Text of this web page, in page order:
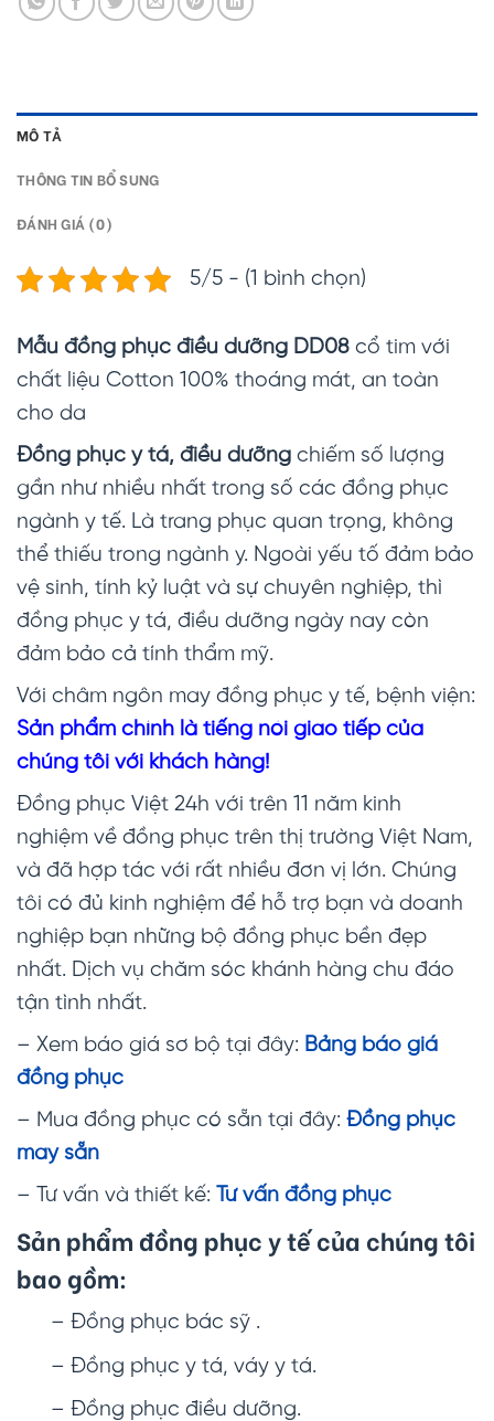
MÔ TẢ
THÔNG TIN BỔ SUNG
ĐÁNH GIÁ (0)
5/5 - (1 bình chọn)
Mẫu đồng phục điều dưỡng DD08 cổ tim với
chất liệu Cotton 100% thoáng mát, an toàn
cho da
Đồng phục y tá, điều dưỡng chiếm số lượng
gần như nhiều nhất trong số các đồng phục
ngành y tế. Là trang phục quan trọng, không
thể thiếu trong ngành y. Ngoài yếu tố đảm bảo
vệ sinh, tính kỷ luật và sự chuyên nghiệp, thì
đồng phục y tá, điều dưỡng ngày nay còn
đảm bảo cả tính thẩm mỹ.
Với châm ngôn may đồng phục y tế, bệnh viện:
Sản phẩm chính là tiếng nói giao tiếp của
chúng tôi với khách hàng!
Đồng phục Việt 24h với trên 11 năm kinh
nghiệm về đồng phục trên thị trường Việt Nam,
và đã hợp tác với rất nhiều đơn vị lớn. Chúng
tôi có đủ kinh nghiệm để hỗ trợ bạn và doanh
nghiệp bạn những bộ đồng phục bền đẹp
nhất. Dịch vụ chăm sóc khánh hàng chu đáo
tận tình nhất.
– Xem báo giá sơ bộ tại đây: Bảng báo giá
đồng phục
– Mua đồng phục có sẵn tại đây: Đồng phục
may sẵn
– Tư vấn và thiết kế: Tư vấn đồng phục
Sản phẩm đồng phục y tế của chúng tôi
bao gồm:
– Đồng phục bác sỹ .
– Đồng phục y tá, váy y tá.
– Đồng phục điều dưỡng.